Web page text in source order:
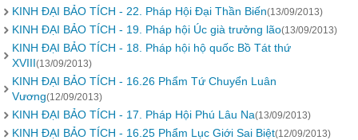
KINH ÐẠI BẢO TÍCH - 22. Pháp Hội Ðại Thần Biến(13/09/2013)
KINH ÐẠI BẢO TÍCH - 19. Pháp hội Úc già trưởng lão(13/09/2013)
KINH ÐẠI BẢO TÍCH - 18. Pháp hội hộ quốc Bồ Tát thứ
XVIII(13/09/2013)
KINH ĐẠI BẢO TÍCH - 16.26 Phẩm Tứ Chuyển Luân
Vương(12/09/2013)
KINH ĐẠI BẢO TÍCH - 17. Pháp Hội Phú Lâu Na(13/09/2013)
KINH ĐẠI BẢO TÍCH - 16.25 Phẩm Lục Giới Sai Biệt(12/09/2013)